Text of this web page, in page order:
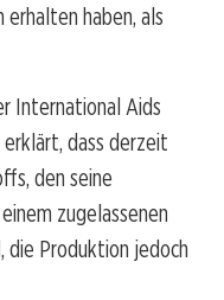
haben, als
International Aids
dass derzeit
den seine
zugelassenen
Produktion jedoch